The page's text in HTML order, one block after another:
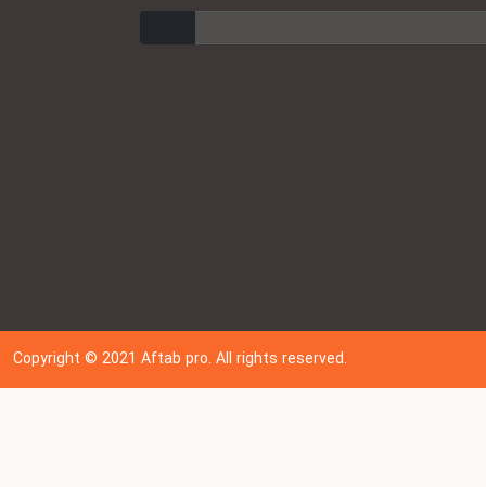
Copyright © 202 1Aftab pro. All rights reserved.